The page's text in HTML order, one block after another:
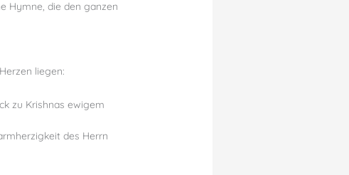
Hymne, die den ganzen
liegen:
zu Krishnas ewigem
des Herrn